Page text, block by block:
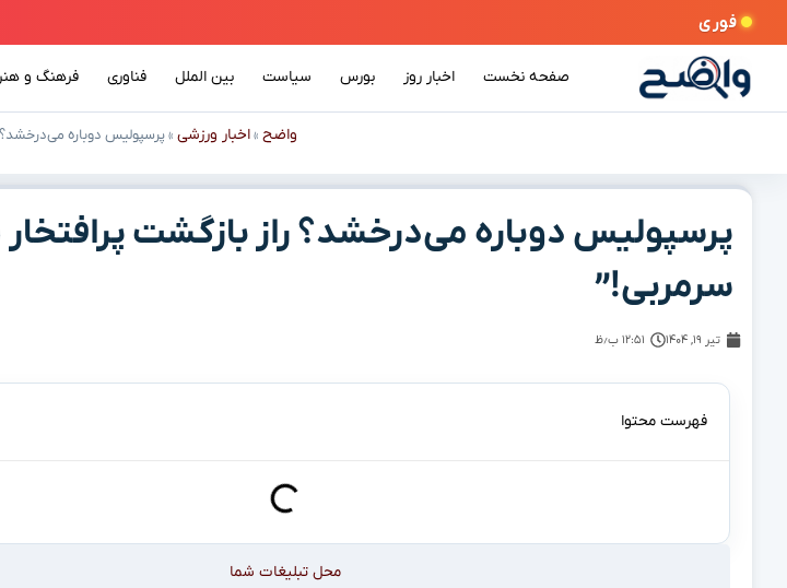
فوری
صفحه نخست اخبار روز بورس سیاست بین الملل فناوری فرهنگ و هنر
واضح »اخبار ورزشی »پرسپولیس دوباره می‌درخشد؟
پرسپولیس دوباره می‌درخشد؟ راز بازگشت
سرمربی!”
تیر ۱۹, ۱۴۰۴ ۱۲:۵۱ ب٫ظ
فهرست محتوا
محل تبلیغات شما